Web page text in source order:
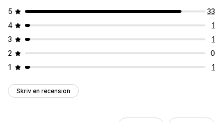
5
33
4
1
3
1
2
0
1
1
Skriv en recension